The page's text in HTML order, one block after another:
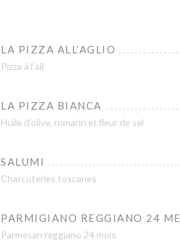
LA PIZZA ALL’AGLIO
Pizza à l’ail
LA PIZZA BIANCA
Huile d’olive, romarin et fleur de sel
SALUMI
Charcuteries toscanes
PARMIGIANO REGGIANO 24
Parmesan reggiano 24 mois